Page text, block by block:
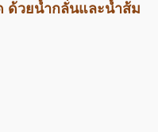
ด้วยน้ำกลั่นและน้ำส้ม